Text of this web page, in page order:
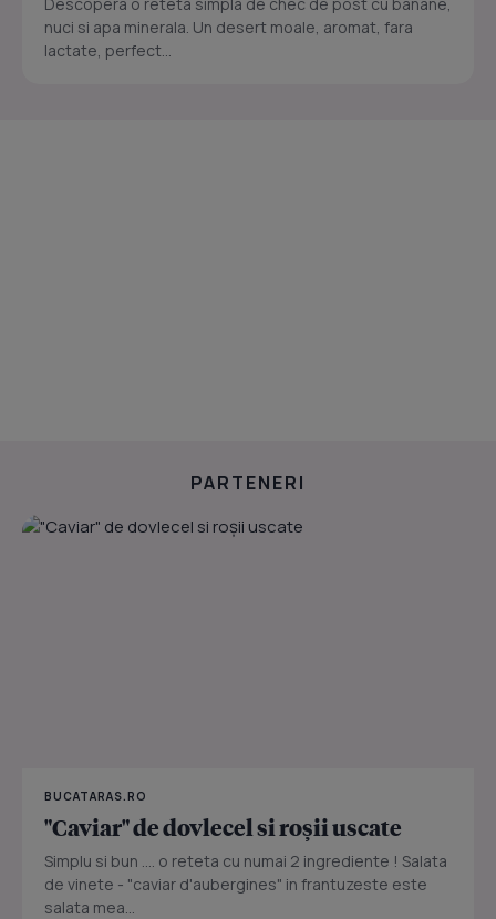
Descopera o reteta simpla de chec de post cu banane,
nuci si apa minerala. Un desert moale, aromat, fara
lactate, perfect...
PARTENERI
BUCATARAS.RO
"Caviar" de dovlecel si roșii uscate
Simplu si bun .... o reteta cu numai 2 ingrediente ! Salata
de vinete - "caviar d'aubergines" in frantuzeste este
salata mea...